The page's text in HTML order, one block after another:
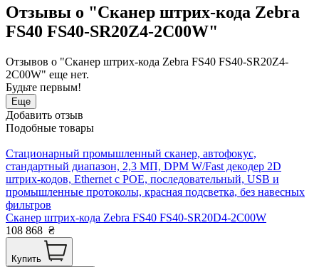
Отзывы о "Сканер штрих-кода Zebra
FS40 FS40-SR20Z4-2C00W"
Отзывов о "Сканер штрих-кода Zebra FS40 FS40-SR20Z4-
2C00W" еще нет.
Будьте первым!
Еще
Добавить отзыв
Подобные товары
Стационарный промышленный сканер, автофокус,
стандартный диапазон, 2,3 МП, DPM W/Fast декодер 2D
штрих-кодов, Ethernet с POE, последовательный, USB и
промышленные протоколы, красная подсветка, без навесных
фильтров
Сканер штрих-кода Zebra FS40 FS40-SR20D4-2C00W
108 868 ₴
Купить